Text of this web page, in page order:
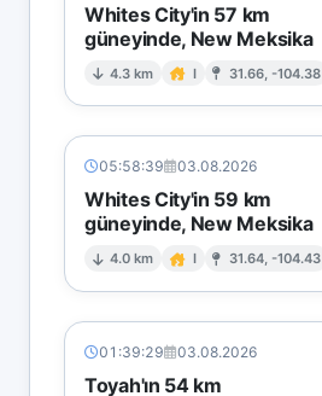
Whites City'in 57 km
güneyinde, New Meksika
4.3 km I 31.66, -104.38
05:58:39 03.08.2026
Whites City'in 59 km
güneyinde, New Meksika
4.0 km I 31.64, -104.43
01:39:29 03.08.2026
Toyah'ın 54 km